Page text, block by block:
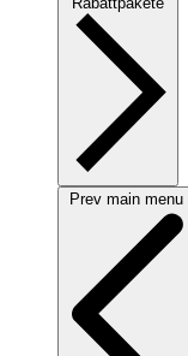
Prev main menu